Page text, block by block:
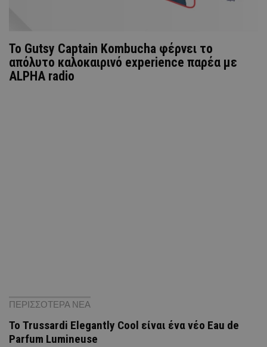
Το Gutsy Captain Kombucha φέρνει το
απόλυτο καλοκαιρινό experience παρέα με
ALPHA radio
ΠΕΡΙΣΣΟΤΕΡΑ ΝΕΑ
Το Trussardi Elegantly Cool είναι ένα νέο Eau de
Parfum Lumineuse